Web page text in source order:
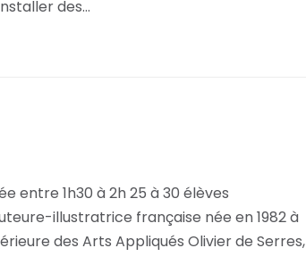
des…
entre 1h30 à 2h 25 à 30 élèves
illustratrice française née en 1982 à
des Arts Appliqués Olivier de Serres,